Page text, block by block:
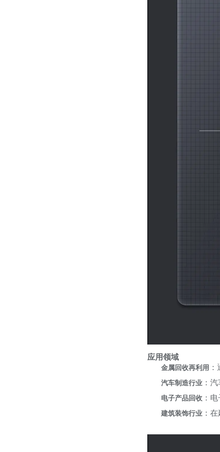
应用领域
金属回收再利用
汽车制造行业 ：
电子产品回收 ：
建筑装饰行业 ：